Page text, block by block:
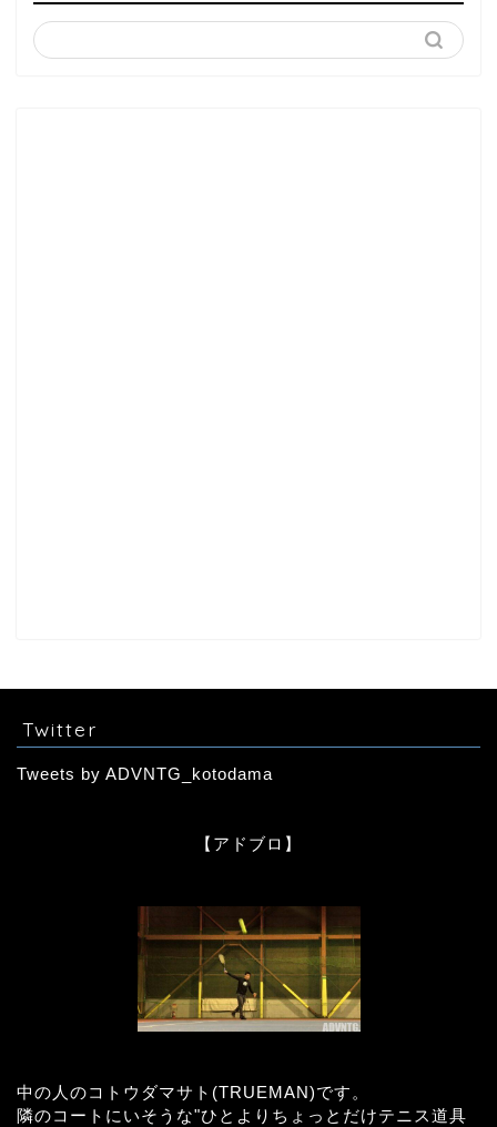
Twitter
Tweets by ADVNTG_kotodama
【アドブロ】
中の人のコトウダマサト(TRUEMAN)です。
隣のコートにいそうな"ひとよりちょっとだけテニス道具